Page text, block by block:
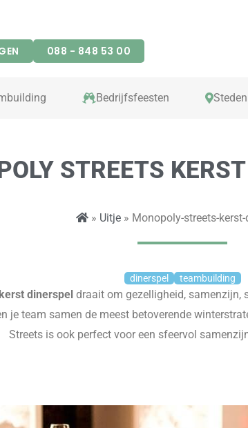
088 - 848 53 00
Bedrijfsfeesten Steden
STREETS
» Uitje» Monopoly-streets-kerst-
dinerspel teambuilding
dinerspeldraait om gezelligheid, samenzijn,
je team samen de meest betoverende
Streets is ook perfect voor een sfeervol